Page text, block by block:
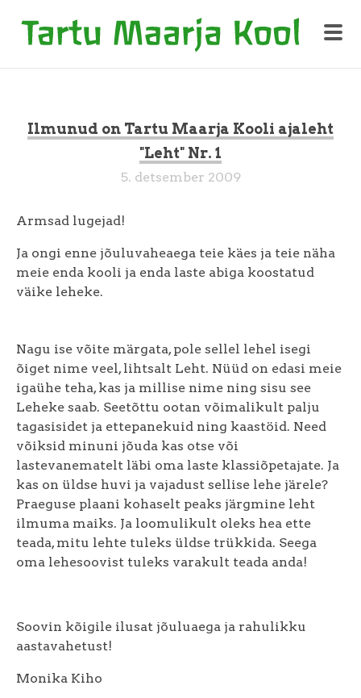
Ilmunud on Tartu Maarja Kooli ajaleht
"Leht" Nr. 1
5. detsember 2009
Armsad lugejad!
Ja ongi enne jõuluvaheaega teie käes ja teie näha
meie enda kooli ja enda laste abiga koostatud
väike leheke.
Nagu ise võite märgata, pole sellel lehel isegi
õiget nime veel, lihtsalt Leht. Nüüd on edasi meie
igaühe teha, kas ja millise nime ning sisu see
Leheke saab. Seetõttu ootan võimalikult palju
tagasisidet ja ettepanekuid ning kaastöid. Need
võiksid minuni jõuda kas otse või
lastevanematelt läbi oma laste klassiõpetajate. Ja
kas on üldse huvi ja vajadust sellise lehe järele?
Praeguse plaani kohaselt peaks järgmine leht
ilmuma maiks. Ja loomulikult oleks hea ette
teada, mitu lehte tuleks üldse trükkida. Seega
oma lehesoovist tuleks varakult teada anda!
Soovin kõigile ilusat jõuluaega ja rahulikku
aastavahetust!
Monika Kiho